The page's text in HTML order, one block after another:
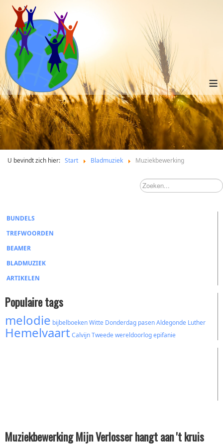
≡
U bevindt zich hier: Start Bladmuziek Muziekbewerking
BUNDELS
TREFWOORDEN
BEAMER
BLADMUZIEK
ARTIKELEN
Populaire tags
melodie bijbelboekenWitte Donderdag pasenAldegonde Luther
HemelvaartCalvijnTweede wereldoorlogepifanie
Muziekbewerking Mijn Verlosser hangt aan 't kruis